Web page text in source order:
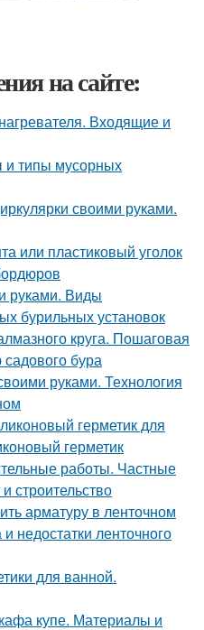
на сайте:
Входящие и
и типы мусорных
своими руками.
или пластиковый уголок
руками. Виды
бурильных установок
круга. Пошаговая
садового бура
руками. Технология
герметик для
герметик
работы. Частные
строительство
арматуру в ленточном
недостатки ленточного
для ванной.
купе. Материалы и